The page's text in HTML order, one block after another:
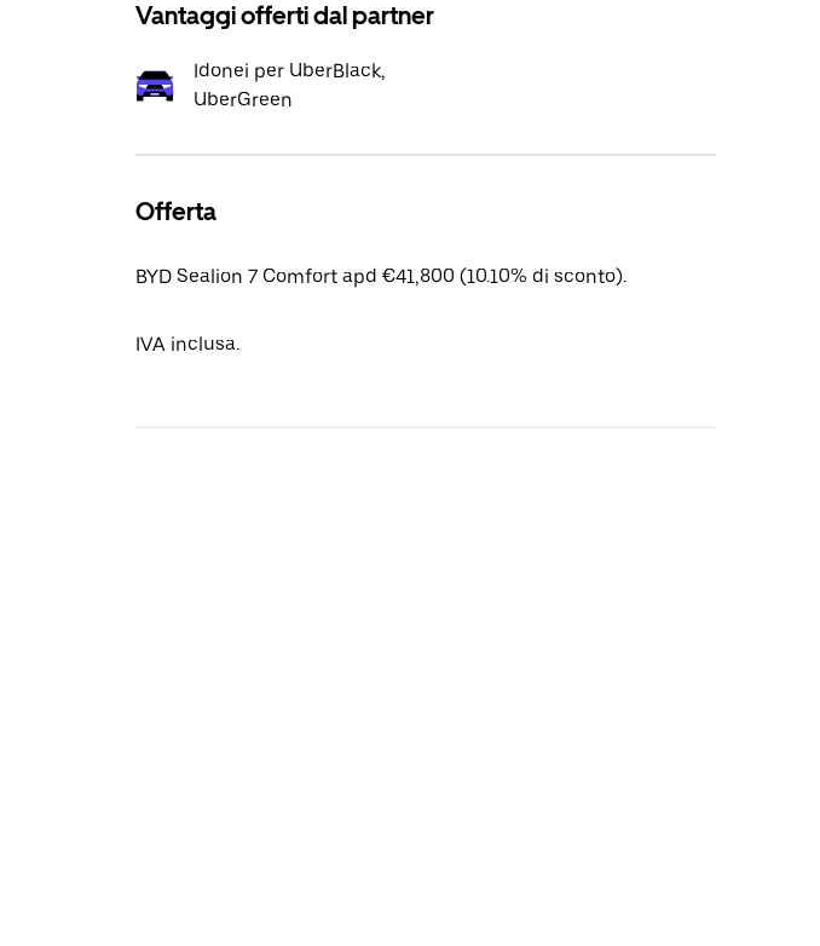
Vantaggi offerti dal partner
Idonei per UberBlack,
UberGreen
Offerta
BYD Sealion 7 Comfort apd €41,800 (10.10% di sconto).
IVA inclusa.